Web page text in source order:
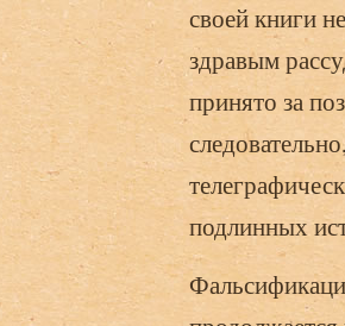
своей книги
здравым
принято за
подлинных